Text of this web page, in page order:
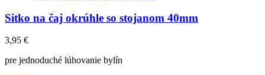
Sitko na čaj okrúhle so stojanom 40mm
3,95 €
pre jednoduché lúhovanie bylín